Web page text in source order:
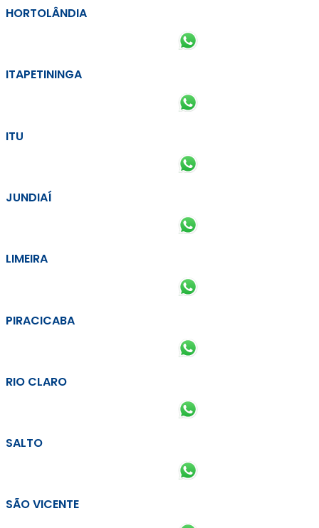
HORTOLÂNDIA
ITAPETININGA
ITU
JUNDIAÍ
LIMEIRA
PIRACICABA
RIO CLARO
SALTO
SÃO VICENTE